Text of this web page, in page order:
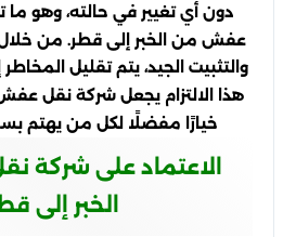
دون أي تغيير في حالته، وهو ما
عفش من الخبر إلى قطر. من خلال
والتثبيت الجيد، يتم تقليل
هذا الالتزام يجعل شركة نقل
خيارًا مفضلًا لكل من يهتم
الاعتماد على شركة
الخبر إلى